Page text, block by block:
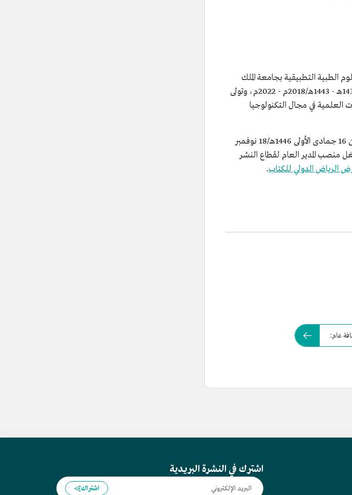
الطبية التطبيقية بجامعة الملك
سعود، ومديرًا لبرنامج التكنولوجيا الطبية الحيوية في الجامعة ذاتها بين عامي 1439هـ - 1443هـ/2018م - 2022م، وتولى
العلمية في مجال التكنولوجيا
ابتداء من 16 جمادى الأولى 1446هـ/18 نوفمبر
منصب المدير العام لقطاع النشر
الرياض الدولي للكتاب.
اشترك في النشرة البريدية
اشتراك